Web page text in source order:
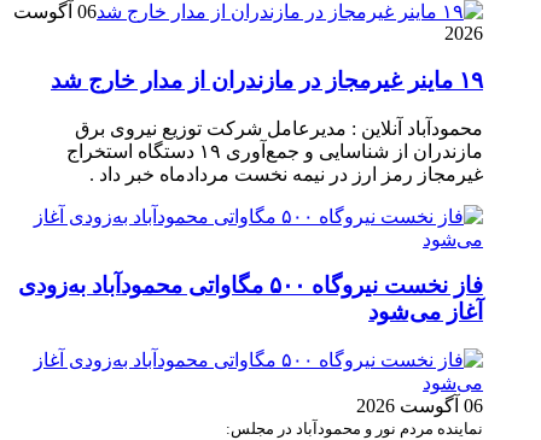
06 آگوست
2026
۱۹ ماینر غیرمجاز در مازندران از مدار خارج شد
محمودآباد آنلاین : مدیرعامل شرکت توزیع نیروی برق
مازندران از شناسایی و جمع‌آوری ۱۹ دستگاه استخراج
غیرمجاز رمز ارز در نیمه نخست مردادماه خبر داد .
فاز نخست نیروگاه ۵۰۰ مگاواتی محمودآباد به‌زودی
آغاز می‌شود
06 آگوست 2026
نماینده مردم نور و محمودآباد در مجلس: